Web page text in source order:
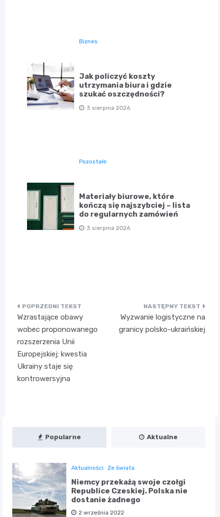
Biznes
Jak policzyć koszty
utrzymania biura i gdzie
szukać oszczędności?
3 sierpnia 2026
Pozostałe
Materiały biurowe, które
kończą się najszybciej – lista
do regularnych zamówień
3 sierpnia 2026
Nawigacja
wpisu
Wzrastające obawy
wobec proponowanego
rozszerzenia Unii
Europejskiej: kwestia
Ukrainy staje się
kontrowersyjna
Wyzwanie logistyczne na
granicy polsko-ukraińskiej
Popularne Aktualne
Aktualności Ze świata
Niemcy przekażą swoje czołgi
Republice Czeskiej. Polska nie
dostanie żadnego
2 września 2022